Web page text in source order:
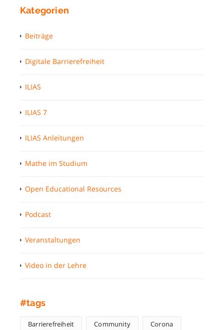
Kategorien
Beiträge
Digitale Barrierefreiheit
ILIAS
ILIAS 7
ILIAS Anleitungen
Mathe im Studium
Open Educational Resources
Podcast
Veranstaltungen
Video in der Lehre
#tags
Barrierefreiheit Community Corona